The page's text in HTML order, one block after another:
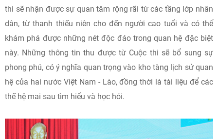
thi sẽ nhận được sự quan tâm rộng rãi từ các tầng lớp nhân
dân, từ thanh thiếu niên cho đến người cao tuổi và có thể
khám phá được những nét độc đáo trong quan hệ đặc biệt
này. Những thông tin thu được từ Cuộc thi sẽ bổ sung sự
phong phú, có ý nghĩa quan trọng vào kho tàng lịch sử quan
hệ của hai nước Việt Nam - Lào, đồng thời là tài liệu để các
thế hệ mai sau tìm hiểu và học hỏi.